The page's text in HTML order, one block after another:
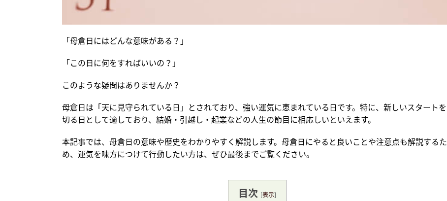
「母倉日にはどんな意味がある？」
「この日に何をすればいいの？」
このような疑問はありませんか？
母倉日は「天に見守られている日」とされており、強い運気に恵まれている日です。特に、新しいスタートを
切る日として適しており、結婚・引越し・起業などの人生の節目に相応しいといえます。
本記事では、母倉日の意味や歴史をわかりやすく解説します。母倉日にやると良いことや注意点も解説するた
め、運気を味方につけて行動したい方は、ぜひ最後までご覧ください。
目次 [表示]